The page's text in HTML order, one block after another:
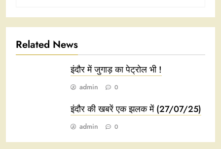
Related News
इंदौर में जुगाड़ का पेट्रोल भी !
admin 0
इंदौर की खबरें एक झलक में (27/07/25)
admin 0